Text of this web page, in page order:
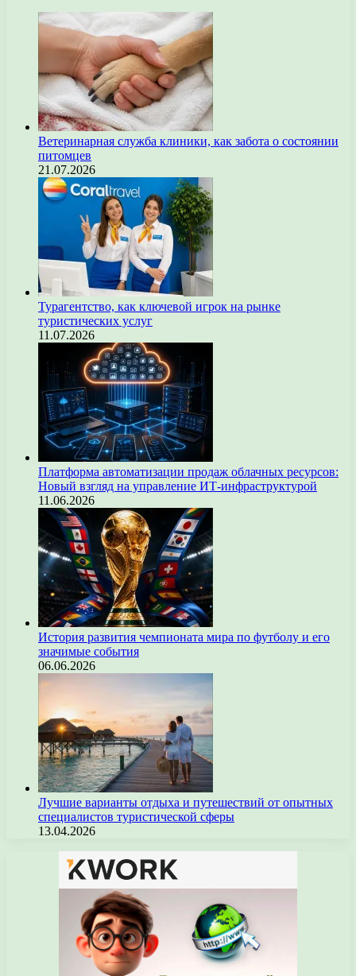
Ветеринарная служба клиники, как забота о состоянии
питомцев
21.07.2026
Турагентство, как ключевой игрок на рынке
туристических услуг
11.07.2026
Платформа автоматизации продаж облачных ресурсов:
Новый взгляд на управление ИТ-инфраструктурой
11.06.2026
История развития чемпионата мира по футболу и его
значимые события
06.06.2026
Лучшие варианты отдыха и путешествий от опытных
специалистов туристической сферы
13.04.2026